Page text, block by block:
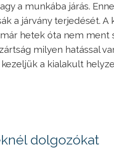
a munkába járás.
a járvány terjedését. A
hetek óta nem ment
milyen hatással
a kialakult
dolgozókat